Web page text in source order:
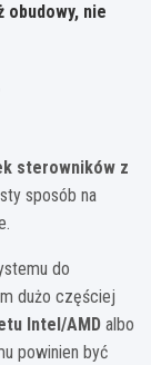
obudowy, nie
sterowników z
sposób na
do
dużo częściej
Intel/AMD albo
powinien być